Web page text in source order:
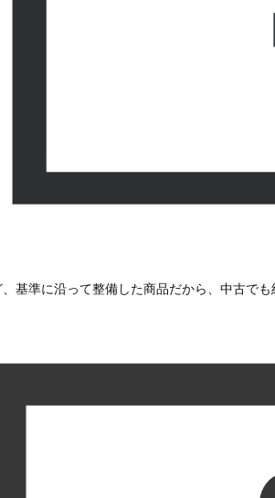
基準に沿って整備した商品だから、中古で